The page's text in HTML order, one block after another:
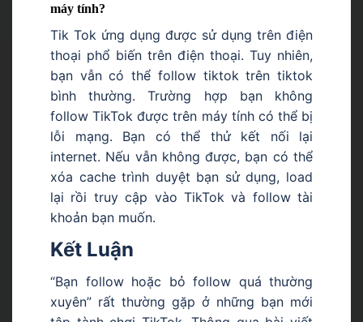
máy tính?
Tik Tok ứng dụng được sử dụng trên điện
thoại phổ biến trên điện thoại. Tuy nhiên,
bạn vẫn có thể follow tiktok trên tiktok
bình thường. Trường hợp bạn không
follow TikTok được trên máy tính có thể bị
lỗi mạng. Bạn có thể thử kết nối lại
internet. Nếu vẫn không được, bạn có thể
xóa cache trình duyệt bạn sử dụng, load
lại rồi truy cập vào TikTok và follow tài
khoản bạn muốn.
Kết Luận
“Bạn follow hoặc bỏ follow quá thường
xuyên” rất thường gặp ở những bạn mới